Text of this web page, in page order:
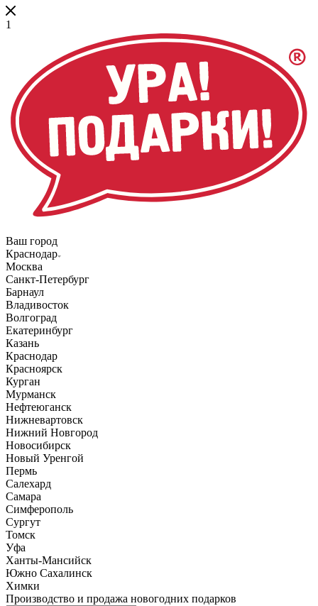
1
Ваш город
Краснодар
Москва
Санкт-Петербург
Барнаул
Владивосток
Волгоград
Екатеринбург
Казань
Краснодар
Красноярск
Курган
Мурманск
Нефтеюганск
Нижневартовск
Нижний Новгород
Новосибирск
Новый Уренгой
Пермь
Салехард
Самара
Симферополь
Сургут
Томск
Уфа
Ханты-Мансийск
Южно Сахалинск
Химки
Производство и продажа новогодних подарков